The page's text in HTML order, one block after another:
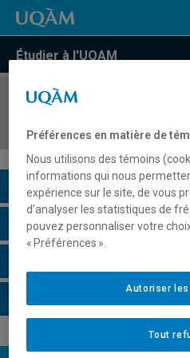
Étudier à l'UQAM
COURS//
Description du cours
Horaire - Été 2026
Préférences en matière de
Nous utilisons des témoins
informations qui nous
expérience sur le site, de vous
d’analyser les statistiques de
pouvez personnaliser votre
« Préférences ».
Tout
Autoriser